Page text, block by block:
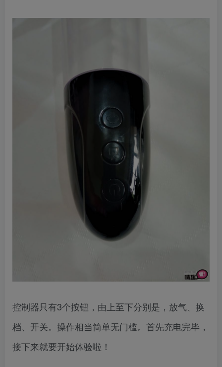
控制器只有3个按钮，由上至下分别是，放气、换
档、开关。操作相当简单无门槛。首先充电完毕，
接下来就要开始体验啦！